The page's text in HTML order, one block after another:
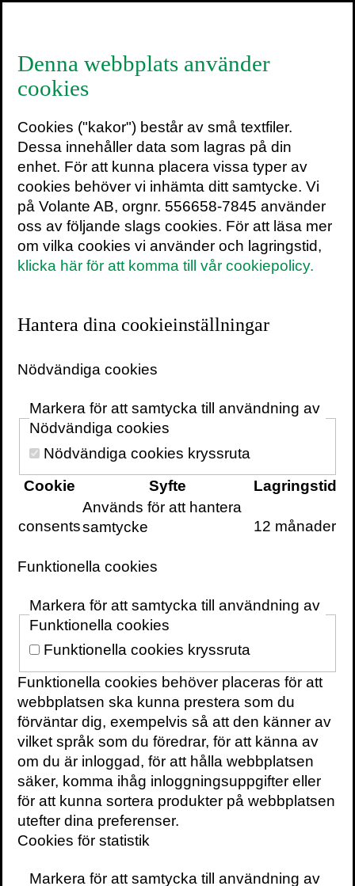
Richard J. Davidson
Richard J. Davidson är professor i psykiatri
och psykologi på University of Wisconsin–
Madison och grundare av Center for Healthy
Minds.
Skriv ut sidan
För bokning av författaren mejla
BÖCKER
Stillhetens styrka
FACEBOOK
NYHETSBREV?
föreläsningar och
evenemang
levereras ungefär
en gång i veckan till
din inbox
KONTAKTA OSS
Denna webbplats använder
cookies
Cookies ("kakor") består av små textfiler.
Dessa innehåller data som lagras på din
enhet. För att kunna placera vissa typer av
cookies behöver vi inhämta ditt samtycke. Vi
på Volante AB, orgnr. 556658-7845 använder
oss av följande slags cookies. För att läsa mer
om vilka cookies vi använder och lagringstid,
klicka här för att komma till vår cookiepolicy.
Hantera dina cookieinställningar
Nödvändiga cookies
Markera för att samtycka till användning av
Nödvändiga cookies
Nödvändiga cookies kryssruta
Cookie
Syfte Lagringstid
consents
Används för att hantera
samtycke
12 månader
Funktionella cookies
Markera för att samtycka till användning av
Funktionella cookies
Funktionella cookies kryssruta
Funktionella cookies behöver placeras för att
webbplatsen ska kunna prestera som du
förväntar dig, exempelvis så att den känner av
vilket språk som du föredrar, för att känna av
om du är inloggad, för att hålla webbplatsen
säker, komma ihåg inloggningsuppgifter eller
för att kunna sortera produkter på webbplatsen
utefter dina preferenser.
Cookies för statistik
Markera för att samtycka till användning av